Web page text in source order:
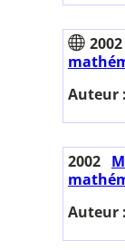
2002
Auteur :
2002
Auteur :